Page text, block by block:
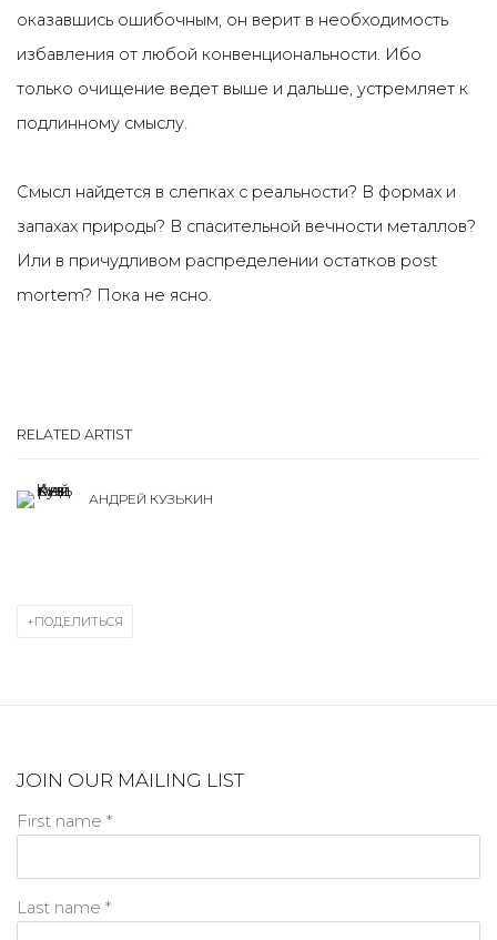
оказавшись ошибочным, он верит в необходимость
избавления от любой конвенциональности. Ибо
только очищение ведет выше и дальше, устремляет к
подлинному смыслу.
Смысл найдется в слепках с реальности? В формах и
запахах природы? В спасительной вечности металлов?
Или в причудливом распределении остатков post
mortem? Пока не ясно.
RELATED ARTIST
АНДРЕЙ КУЗЬКИН
ПОДЕЛИТЬСЯ
JOIN OUR MAILING LIST
First name *
Last name *